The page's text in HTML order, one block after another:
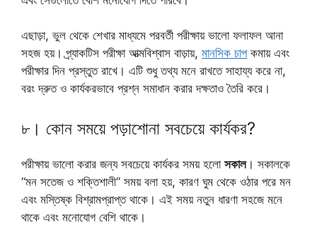
এছাড়া, ভুল থেকে শেখার মাধ্যমে পরবর্তী পরীক্ষায় ভালো ফলাফল আনা
সহজ হয়। প্র্যাকটিস পরীক্ষা আত্মবিশ্বাস বাড়ায়, মানসিক চাপকমায় এবং
পরীক্ষার দিন প্রস্তুত রাখে। এটি শুধু তথ্য মনে রাখতে সাহায্য করে না,
বরং দ্রুত ও কার্যকরভাবে প্রশ্ন সমাধান করার দক্ষতাও তৈরি করে।
৮। কোন সময়ে পড়াশোনা সবচেয়ে কার্যকর?
পরীক্ষায় ভালো করার জন্য সবচেয়ে কার্যকর সময় হলো সকাল। সকালকে
“মন সতেজ ও শক্তিশালী” সময় বলা হয়, কারণ ঘুম থেকে ওঠার পরে মন
এবং মস্তিষ্ক বিশ্রামপ্রাপ্ত থাকে। এই সময় নতুন ধারণা সহজে মনে
থাকে এবং মনোযোগ বেশি থাকে।